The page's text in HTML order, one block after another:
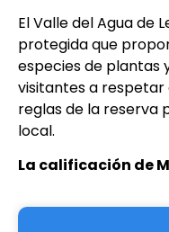
El Valle del Agua de
protegida que
especies de plantas
visitantes a respetar
reglas de la reserva
local.
La calificación de